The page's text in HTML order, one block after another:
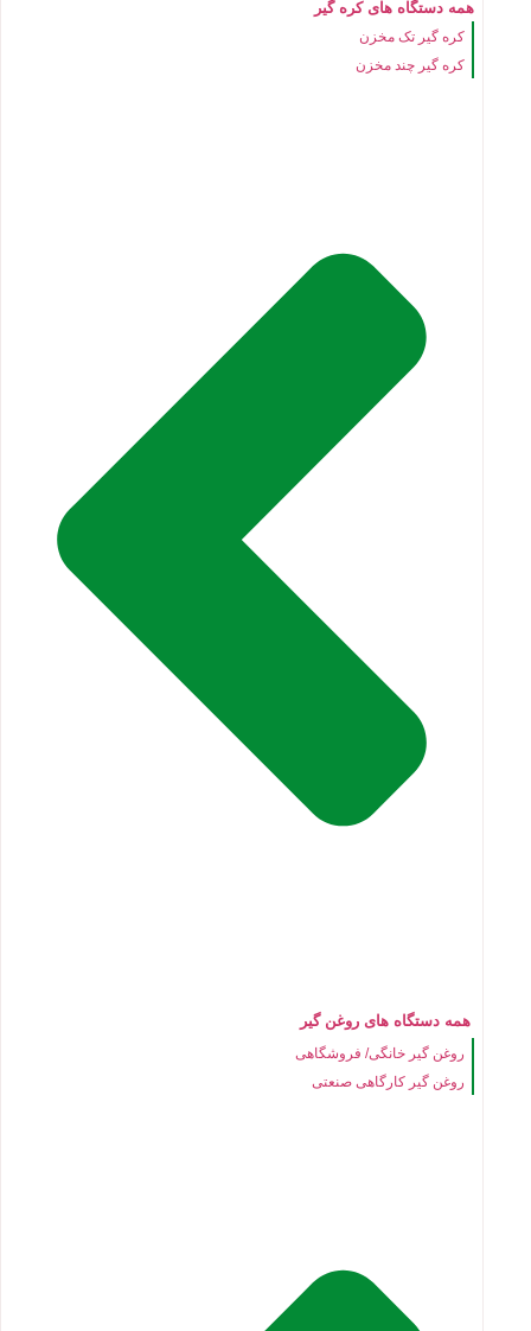
همه دستگاه های کره گیر
کره گیر تک مخزن
کره گیر چند مخزن
همه دستگاه های روغن گیر
روغن گیر خانگی/ فروشگاهی
روغن گیر کارگاهی صنعتی